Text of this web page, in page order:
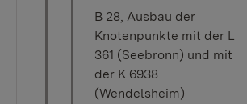
B 28, Ausbau der
Knotenpunkte mit der L
361 (Seebronn) und mit
der K 6938
(Wendelsheim)